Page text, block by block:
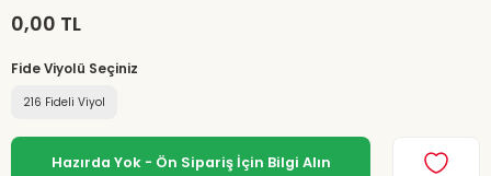
0,00 TL
Fide Viyolü Seçiniz
216 Fideli Viyol
Hazırda Yok - Ön Sipariş İçin Bilgi Alın